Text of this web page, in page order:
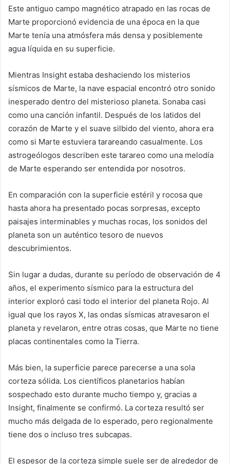
Este antiguo campo magnético atrapado en las rocas de
Marte proporcionó evidencia de una época en la que
Marte tenía una atmósfera más densa y posiblemente
agua líquida en su superficie.
Mientras Insight estaba deshaciendo los misterios
sísmicos de Marte, la nave espacial encontró otro sonido
inesperado dentro del misterioso planeta. Sonaba casi
como una canción infantil. Después de los latidos del
corazón de Marte y el suave silbido del viento, ahora era
como si Marte estuviera tarareando casualmente. Los
astrogeólogos describen este tarareo como una melodía
de Marte esperando ser entendida por nosotros.
En comparación con la superficie estéril y rocosa que
hasta ahora ha presentado pocas sorpresas, excepto
paisajes interminables y muchas rocas, los sonidos del
planeta son un auténtico tesoro de nuevos
descubrimientos.
Sin lugar a dudas, durante su período de observación de 4
años, el experimento sísmico para la estructura del
interior exploró casi todo el interior del planeta Rojo. Al
igual que los rayos X, las ondas sísmicas atravesaron el
planeta y revelaron, entre otras cosas, que Marte no tiene
placas continentales como la Tierra.
Más bien, la superficie parece parecerse a una sola
corteza sólida. Los científicos planetarios habían
sospechado esto durante mucho tiempo y, gracias a
Insight, finalmente se confirmó. La corteza resultó ser
mucho más delgada de lo esperado, pero regionalmente
tiene dos o incluso tres subcapas.
El espesor de la corteza simple suele ser de alrededor de